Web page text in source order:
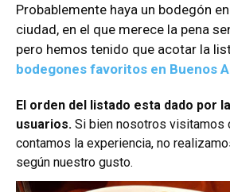
Probablemente haya un bodegón
ciudad, en el que merece la pena
pero hemos tenido que acotar la
bodegones favoritos en Buenos
El orden del listado esta dado por
usuarios. Si bien nosotros visitamos
contamos la experiencia, no
según nuestro gusto.